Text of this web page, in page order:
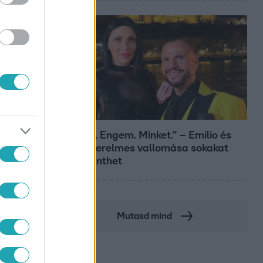
„Téged. Engem. Minket.” – Emilio és
Tina szerelmes vallomása sokakat
megérinthet
Mutasd mind